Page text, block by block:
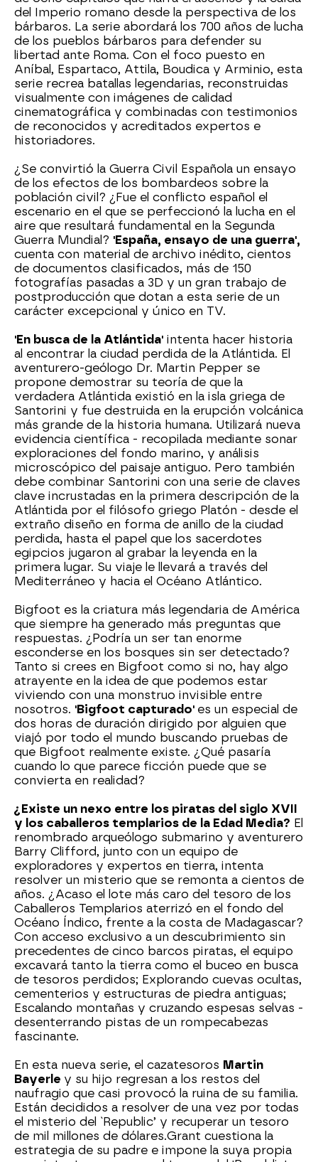
del Imperio romano desde la perspectiva de los
bárbaros. La serie abordará los 700 años de lucha
de los pueblos bárbaros para defender su
libertad ante Roma. Con el foco puesto en
Aníbal, Espartaco, Attila, Boudica y Arminio, esta
serie recrea batallas legendarias, reconstruidas
visualmente con imágenes de calidad
cinematográfica y combinadas con testimonios
de reconocidos y acreditados expertos e
historiadores.
¿Se convirtió la Guerra Civil Española un ensayo
de los efectos de los bombardeos sobre la
población civil? ¿Fue el conflicto español el
escenario en el que se perfeccionó la lucha en el
aire que resultará fundamental en la Segunda
Guerra Mundial? 'España, ensayo de una guerra',
cuenta con material de archivo inédito, cientos
de documentos clasificados, más de 150
fotografías pasadas a 3D y un gran trabajo de
postproducción que dotan a esta serie de un
carácter excepcional y único en TV.
'En busca de la Atlántida' intenta hacer historia
al encontrar la ciudad perdida de la Atlántida. El
aventurero-geólogo Dr. Martin Pepper se
propone demostrar su teoría de que la
verdadera Atlántida existió en la isla griega de
Santorini y fue destruida en la erupción volcánica
más grande de la historia humana. Utilizará nueva
evidencia científica - recopilada mediante sonar
exploraciones del fondo marino, y análisis
microscópico del paisaje antiguo. Pero también
debe combinar Santorini con una serie de claves
clave incrustadas en la primera descripción de la
Atlántida por el filósofo griego Platón - desde el
extraño diseño en forma de anillo de la ciudad
perdida, hasta el papel que los sacerdotes
egipcios jugaron al grabar la leyenda en la
primera lugar. Su viaje le llevará a través del
Mediterráneo y hacia el Océano Atlántico.
Bigfoot es la criatura más legendaria de América
que siempre ha generado más preguntas que
respuestas. ¿Podría un ser tan enorme
esconderse en los bosques sin ser detectado?
Tanto si crees en Bigfoot como si no, hay algo
atrayente en la idea de que podemos estar
viviendo con una monstruo invisible entre
nosotros. 'Bigfoot capturado' es un especial de
dos horas de duración dirigido por alguien que
viajó por todo el mundo buscando pruebas de
que Bigfoot realmente existe. ¿Qué pasaría
cuando lo que parece ficción puede que se
convierta en realidad?
¿Existe un nexo entre los piratas del siglo XVII
y los caballeros templarios de la Edad Media? El
renombrado arqueólogo submarino y aventurero
Barry Clifford, junto con un equipo de
exploradores y expertos en tierra, intenta
resolver un misterio que se remonta a cientos de
años. ¿Acaso el lote más caro del tesoro de los
Caballeros Templarios aterrizó en el fondo del
Océano Índico, frente a la costa de Madagascar?
Con acceso exclusivo a un descubrimiento sin
precedentes de cinco barcos piratas, el equipo
excavará tanto la tierra como el buceo en busca
de tesoros perdidos; Explorando cuevas ocultas,
cementerios y estructuras de piedra antiguas;
Escalando montañas y cruzando espesas selvas -
desenterrando pistas de un rompecabezas
fascinante.
En esta nueva serie, el cazatesoros Martin
Bayerle y su hijo regresan a los restos del
naufragio que casi provocó la ruina de su familia.
Están decididos a resolver de una vez por todas
el misterio del `Republic’ y recuperar un tesoro
de mil millones de dólares.Grant cuestiona la
estrategia de su padre e impone la suya propia